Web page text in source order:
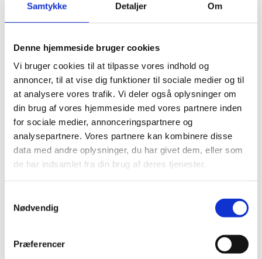
Samtykke Detaljer Om
Denne hjemmeside bruger cookies
Vi bruger cookies til at tilpasse vores indhold og
annoncer, til at vise dig funktioner til sociale medier og til
at analysere vores trafik. Vi deler også oplysninger om
din brug af vores hjemmeside med vores partnere inden
for sociale medier, annonceringspartnere og
analysepartnere. Vores partnere kan kombinere disse
data med andre oplysninger, du har givet dem, eller som
de har indsamlet fra din brug af deres tjenester.
Nødvendig
Præferencer
partnersøgning og mødeprogrammer til rådgivning i
forbindelse med virksomhedsregistrering, og tilpasser
ønsker. Målet er at sikre, at Danmark fortsat får
maksimalt udbytte af de spændende muligheder i
Mellemøsten og Nordafrika.
Du er også velkommen til at kontakte TC's afdelinger
for handels- og eksportfremme på ambassaderne i
Mellemøsten og Nordafrika. Klik på det land, som du
er interesseret i at høre nærmere om:
Mellemøsten
Arabiske Emirater (dækker også Qatar og